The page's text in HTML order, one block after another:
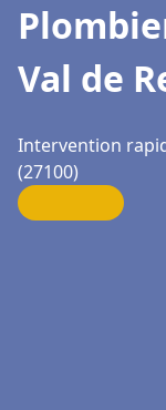
Val de
Intervention
(27100)